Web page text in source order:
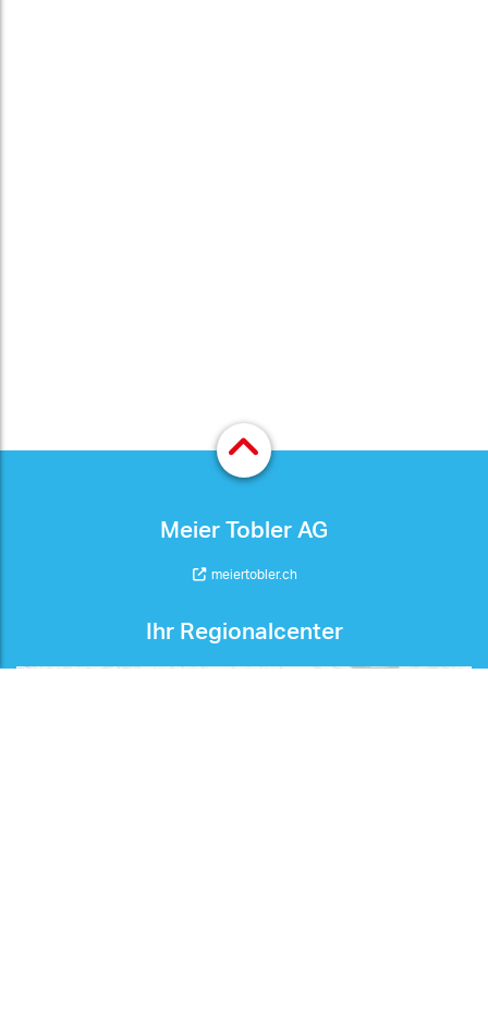
Meier Tobler AG
meiertobler.ch
Ihr Regionalcenter